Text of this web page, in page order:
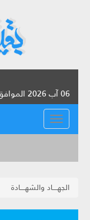
06 آب 2026 الموافق لـ 22 صفر 1448
القائمة
الجهــــاد والشهــــادة